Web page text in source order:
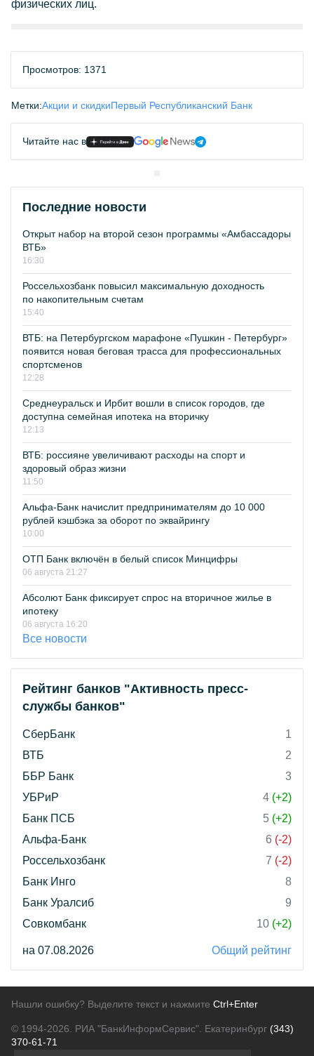
физических лиц.
Просмотров: 1371
Метки:Акции и скидкиПервый Республиканский Банк
Читайте нас в
Последние новости
Открыт набор на второй сезон программы «Амбассадоры
ВТБ»
16:30
Россельхозбанк повысил максимальную доходность
по накопительным счетам
15:40
ВТБ: на Петербургском марафоне «Пушкин - Петербург»
появится новая беговая трасса для профессиональных
спортсменов
12:28
Среднеуральск и Ирбит вошли в список городов, где
доступна семейная ипотека на вторичку
12:13
ВТБ: россияне увеличивают расходы на спорт и
здоровый образ жизни
11:50
Альфа-Банк начислит предпринимателям до 10 000
рублей кэшбэка за оборот по эквайрингу
10:00
ОТП Банк включён в белый список Минцифры
06 августа 21:27
Абсолют Банк фиксирует спрос на вторичное жилье в
ипотеку
06 августа 16:20
Все новости
Рейтинг банков "Активность пресс-
службы банков"
СберБанк
1
ВТБ
2
ББР Банк
3
УБРиР
4 (+2)
Банк ПСБ
5 (+2)
Альфа-Банк
6 (-2)
Россельхозбанк
7 (-2)
Банк Инго
8
Банк Уралсиб
9
Совкомбанк
10 (+2)
на 07.08.2026 Общий рейтинг
Нашли ошибку? Выделите текст и нажмите Ctrl+Enter
© 1994-2026. РИА "БанкИнформСервис". Екатеринбург (343)
370-61-71